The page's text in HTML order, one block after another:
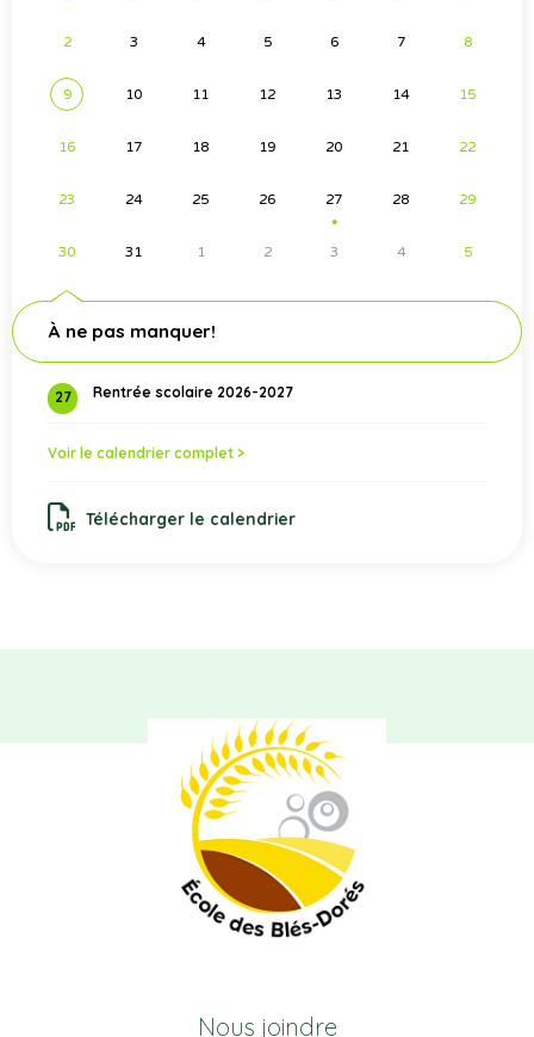
2 3 4 5 6 7 8
9 10 11 12 13 14 15
16 17 18 19 20 21 22
23 24 25 26 27
●
28 29
30 31 1 2 3 4 5
À ne pas manquer!
27 Rentrée scolaire 2026-2027
Voir le calendrier complet >
Télécharger le calendrier
Nous joindre